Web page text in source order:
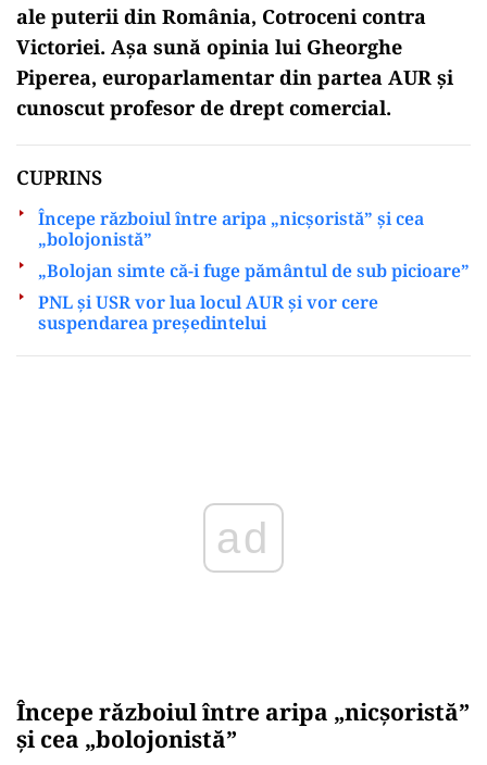
ale puterii din România, Cotroceni contra
Victoriei. Așa sună opinia lui Gheorghe
Piperea, europarlamentar din partea AUR și
cunoscut profesor de drept comercial.
CUPRINS
Începe războiul între aripa „nicșoristă” și cea
„bolojonistă”
„Bolojan simte că-i fuge pământul de sub picioare”
PNL și USR vor lua locul AUR și vor cere
suspendarea președintelui
Începe războiul între aripa „nicșoristă”
și cea „bolojonistă”